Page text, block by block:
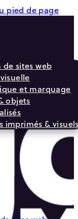
pied de page
de sites web
et marquage
objets
imprimés &